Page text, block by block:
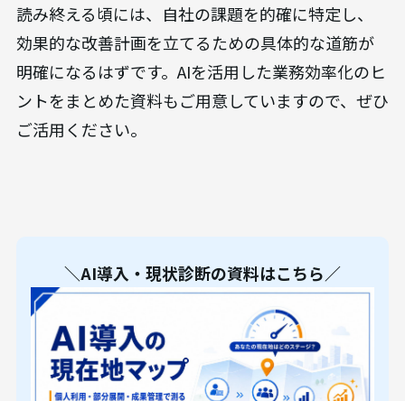
読み終える頃には、自社の課題を的確に特定し、
効果的な改善計画を立てるための具体的な道筋が
明確になるはずです。AIを活用した業務効率化のヒ
ントをまとめた資料もご用意していますので、ぜひ
ご活用ください。
＼AI導入・現状診断の資料はこちら／